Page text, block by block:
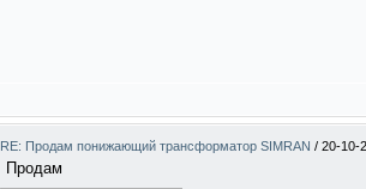
RE: Продам понижающий трансформатор SIMRAN / 20-10-
Продам